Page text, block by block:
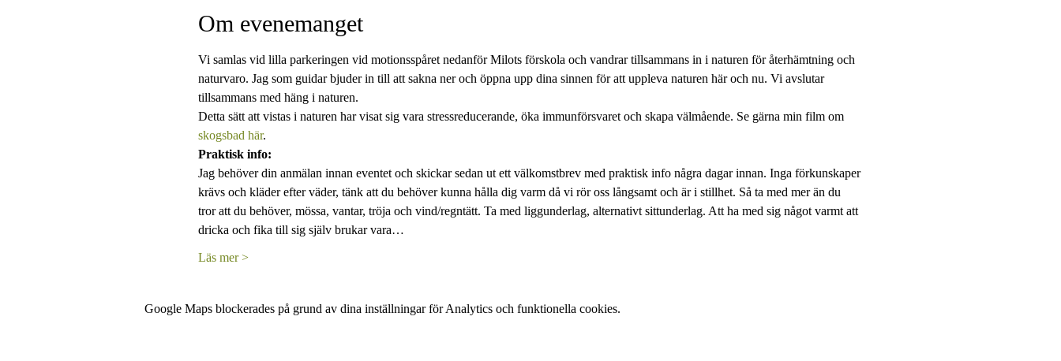
Om evenemanget
Vi samlas vid lilla parkeringen vid motionsspåret nedanför Milots förskola och vandrar tillsammans in i naturen för återhämtning och
naturvaro. Jag som guidar bjuder in till att sakna ner och öppna upp dina sinnen för att uppleva naturen här och nu. Vi avslutar
tillsammans med häng i naturen.
Detta sätt att vistas i naturen har visat sig vara stressreducerande, öka immunförsvaret och skapa välmående. Se gärna min film om
skogsbad här.
Praktisk info:
Jag behöver din anmälan innan eventet och skickar sedan ut ett välkomstbrev med praktisk info några dagar innan. Inga förkunskaper
krävs och kläder efter väder, tänk att du behöver kunna hålla dig varm då vi rör oss långsamt och är i stillhet. Så ta med mer än du
tror att du behöver, mössa, vantar, tröja och vind/regntätt. Ta med liggunderlag, alternativt sittunderlag. Att ha med sig något varmt att
dricka och fika till sig själv brukar vara…
Läs mer >
Google Maps blockerades på grund av dina inställningar för Analytics och funktionella cookies.